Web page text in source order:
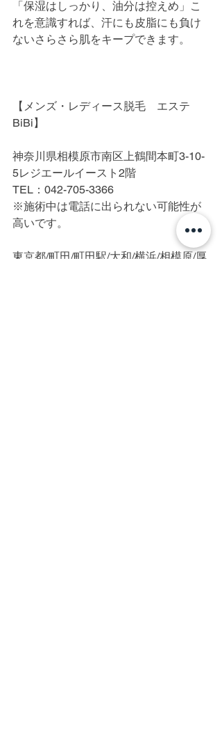
「保湿はしっかり、油分は控えめ」こ
れを意識すれば、汗にも皮脂にも負け
ないさらさら肌をキープできます。
【メンズ・レディース脱毛　エステ
BiBi】
神奈川県相模原市南区上鶴間本町3-10-
5レジエールイースト2階
TEL：042-705-3366
※施術中は電話に出られない可能性が
高いです。
東京都/町田/町田駅/大和/横浜/相模原/厚